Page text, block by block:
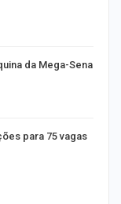
da Mega-Sena
para 75 vagas